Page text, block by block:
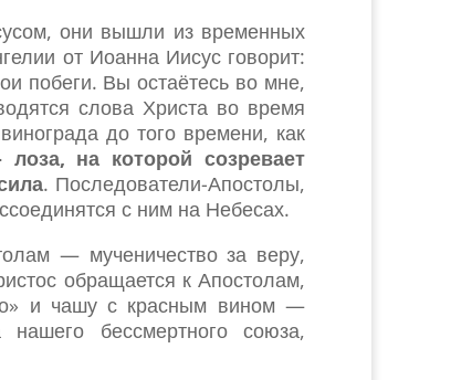
они вышли из временных
от Иоанна Иисус говорит:
побеги. Вы остаётесь во мне,
слова Христа во время
до того времени, как
на которой созревает
. Последователи-Апостолы,
с ним на Небесах.
— мученичество за веру,
обращается к Апостолам,
и чашу с красным вином —
бессмертного союза,